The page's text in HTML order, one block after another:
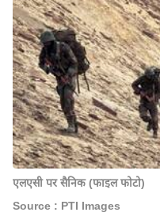
एलएसी पर सैनिक (फाइल फोटो)
Source : PTI Images